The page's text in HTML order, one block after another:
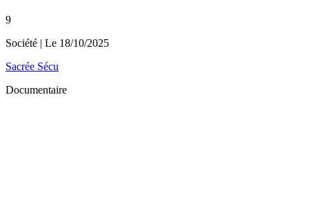
9
Société | Le 18/10/2025
Sacrée Sécu
Documentaire